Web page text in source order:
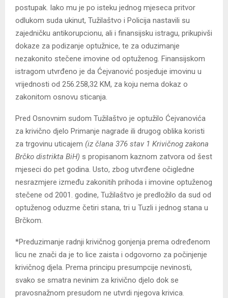
postupak. Iako mu je po isteku jednog mjeseca pritvor
odlukom suda ukinut, Tužilaštvo i Policija nastavili su
zajedničku antikorupcionu, ali i finansijsku istragu, prikupivši
dokaze za podizanje optužnice, te za oduzimanje
nezakonito stečene imovine od optuženog. Finansijskom
istragom utvrđeno je da Ćejvanović posjeduje imovinu u
vrijednosti od 256.258,32 KM, za koju nema dokaz o
zakonitom osnovu sticanja.
Pred Osnovnim sudom Tužilaštvo je optužilo Ćejvanovića
za krivično djelo Primanje nagrade ili drugog oblika koristi
za trgovinu uticajem (iz člana 376 stav 1 Krivičnog zakona
Brčko distrikta BiH) s propisanom kaznom zatvora od šest
mjeseci do pet godina. Usto, zbog utvrđene očigledne
nesrazmjere između zakonitih prihoda i imovine optuženog
stečene od 2001. godine, Tužilaštvo je predložilo da sud od
optuženog oduzme četiri stana, tri u Tuzli i jednog stana u
Brčkom.
*Preduzimanje radnji krivičnog gonjenja prema određenom
licu ne znači da je to lice zaista i odgovorno za počinjenje
krivičnog djela. Prema principu presumpcije nevinosti,
svako se smatra nevinim za krivično djelo dok se
pravosnažnom presudom ne utvrdi njegova krivica.